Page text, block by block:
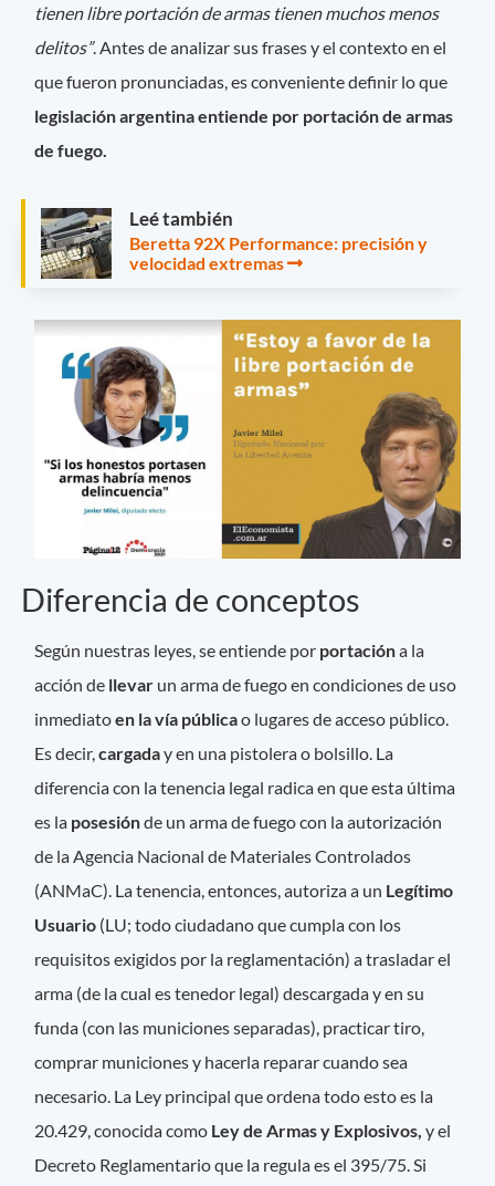
tienen libre portación de armas tienen muchos menos
delitos”. Antes de analizar sus frases y el contexto en el
que fueron pronunciadas, es conveniente definir lo que
legislación argentina entiende por portación de armas
de fuego.
Leé también
Beretta 92X Performance: precisión y
velocidad extremas
Diferencia de conceptos
Según nuestras leyes, se entiende por portacióna la
acción de llevar un arma de fuego en condiciones de uso
inmediatoen la vía públicao lugares de acceso público.
Es decir,cargaday en una pistolera o bolsillo. La
diferencia con la tenencia legal radica en que esta última
es la posesiónde un arma de fuego con la autorización
de la Agencia Nacional de Materiales Controlados
(ANMaC). La tenencia, entonces, autoriza a un Legítimo
Usuario (LU; todo ciudadano que cumpla con los
requisitos exigidos por la reglamentación) a trasladar el
arma (de la cual es tenedor legal) descargada y en su
funda (con las municiones separadas), practicar tiro,
comprar municiones y hacerla reparar cuando sea
necesario. La Ley principal que ordena todo esto es la
20.429, conocida como Ley de Armas y Explosivos, y el
Decreto Reglamentario que la regula es el 395/75. Si